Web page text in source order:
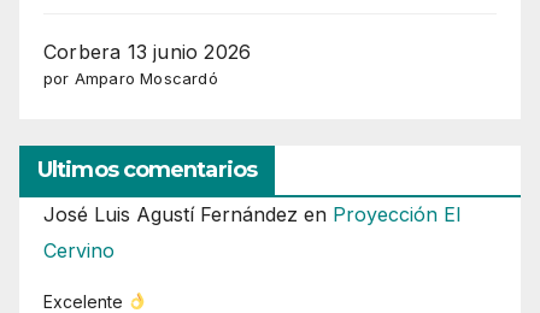
Corbera 13 junio 2026
por Amparo Moscardó
Ultimos comentarios
José Luis Agustí Fernández en Proyección El
Cervino
Excelente